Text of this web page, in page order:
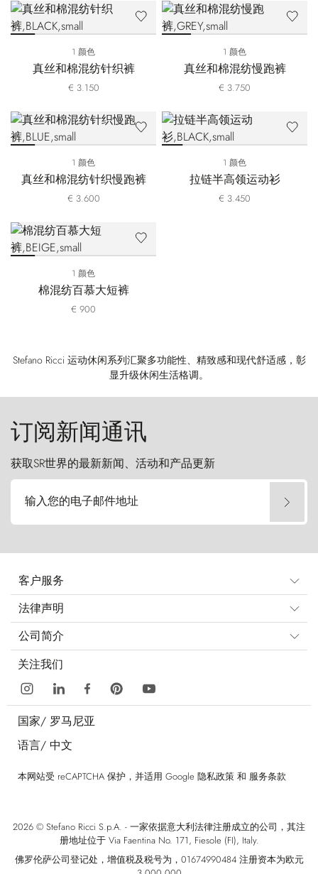
1 颜色
真丝和棉混纺针织裤
€ 3.150
1 颜色
真丝和棉混纺慢跑裤
€ 3.750
1 颜色
真丝和棉混纺针织慢跑裤
€ 3.600
1 颜色
拉链半高领运动衫
€ 3.450
1 颜色
棉混纺百慕大短裤
€ 900
Stefano Ricci 运动休闲系列汇聚多功能性、精致感和现代舒适感，彰
显升级休闲生活格调。
订阅新闻通讯
获取SR世界的最新新闻、活动和产品更新
输入您的电子邮件地址
客户服务
法律声明
公司简介
关注我们
国家/ 罗马尼亚
语言/ 中文
本网站受 reCAPTCHA 保护，并适用 Google 隐私政策 和 服务条款
2026 © Stefano Ricci S.p.A. - 一家依据意大利法律注册成立的公司，其注
册地址位于 Via Faentina No. 171, Fiesole (FI), Italy.
佛罗伦萨公司登记处，增值税及税号为，01674990484 注册资本为欧元